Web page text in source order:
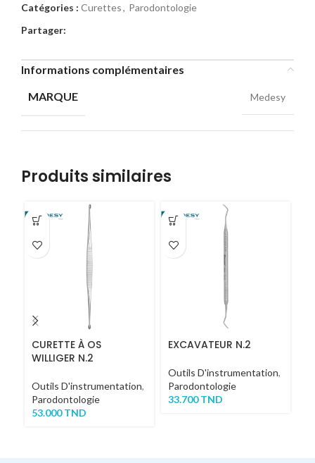
Catégories : Curettes, Parodontologie
Partager:
Informations complémentaires
MARQUE
Medesy
Produits similaires
CURETTE À OS
WILLIGER N.2
Outils D'instrumentation,
Parodontologie
53.000TND
EXCAVATEUR N.2
Outils D'instrumentation,
Parodontologie
33.700TND